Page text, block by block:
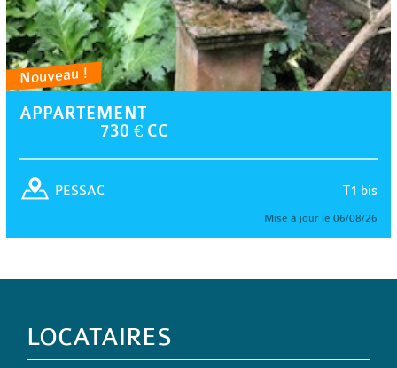
Nouveau !
APPARTEMENT
730 € CC
T1 bis
PESSAC
Mise à jour le 06/08/26
LOCATAIRES